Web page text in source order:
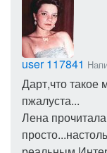
user 117841
Дарт,что такое
пжалуста...
Лена